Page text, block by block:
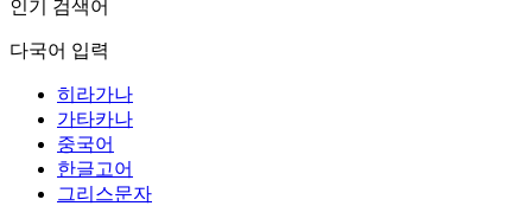
인기 검색어
다국어 입력
히라가나
가타카나
중국어
한글고어
그리스문자